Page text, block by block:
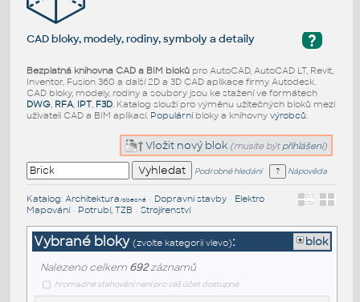
?
CAD bloky, modely, rodiny, symboly a detaily
Bezplatná knihovna CAD a BIM blokůpro AutoCAD, AutoCAD LT, Revit,
Inventor, Fusion 360 a další 2D a 3D CAD aplikace firmy Autodesk.
CAD bloky, modely, rodiny a soubory jsou ke stažení ve formátech
DWG, RFA, IPT, F3D. Katalog slouží pro výměnu užitečných bloků mezi
uživateli CAD a BIM aplikací. Populárníbloky a knihovny výrobců.
Vložit nový blok (musíte být přihlášeni)
Podrobné hledání Nápověda
Katalog: Architektura/obecné• Dopravní stavby• Elektro•
Mapování• Potrubí, TZB • Strojírenství
Vybrané bloky (zvolte kategorii vlevo): blok
Nalezeno celkem 692záznamů
hromadné stahování není pro váš účet dostupné